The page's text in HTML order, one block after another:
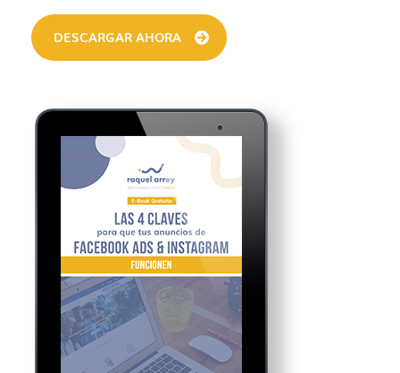
DESCARGAR AHORA